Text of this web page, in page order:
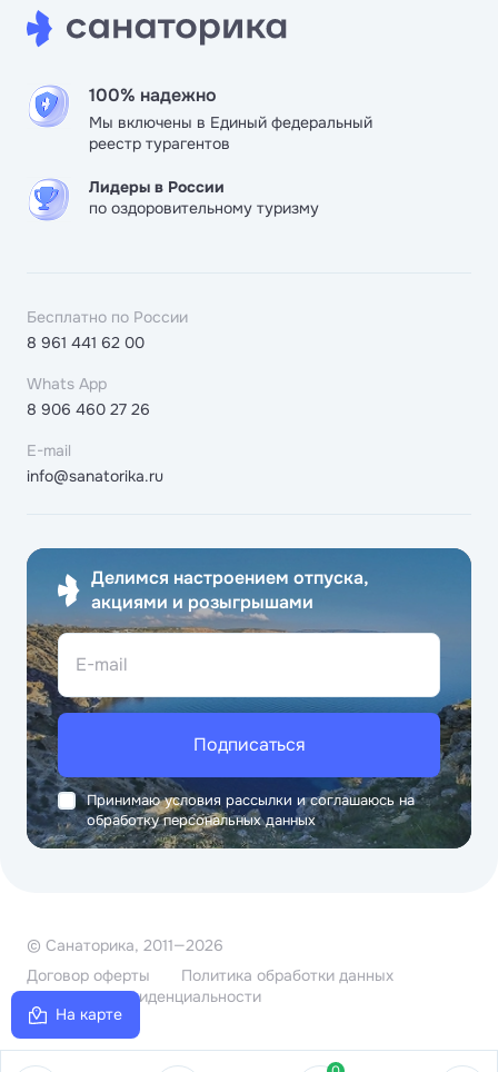
На карте
100% надежно
Мы включены в Единый федеральный
реестр турагентов
Лидеры в России
по оздоровительному туризму
Бесплатно по России
8 961 441 62 00
Whats App
8 906 460 27 26
E-mail
info@sanatorika.ru
Делимся настроением отпуска,
акциями и розыгрышами
E-mail
Подписаться
Принимаю условия рассылки и соглашаюсь на
обработку персональных данных
© Санаторика, 2011—2026
Договор оферты
Политика обработки данных
Политика конфиденциальности